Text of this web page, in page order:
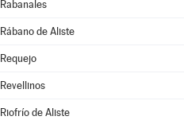
Rabanales
Rábano de Aliste
Requejo
Revellinos
Riofrío de Aliste